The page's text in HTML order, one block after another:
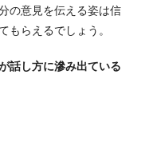
の意見を伝える姿は信
もらえるでしょう。
話し方に滲み出ている